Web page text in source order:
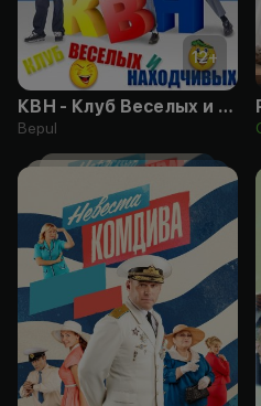
12+
КВН - Клуб Веселых и Находчивых
Bepul